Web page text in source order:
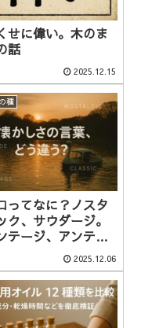
せに偉い。木のま
話
2025.12.15
種
ってなに？ノスタ
ク、サウダージ。
テージ、アンティ
の違いは？ 2025.12.06